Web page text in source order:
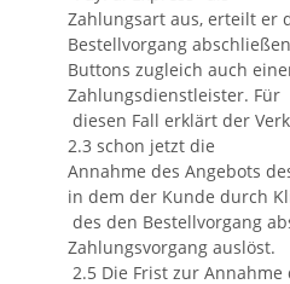
Zahlungsart aus, erteilt er
Bestellvorgang
Buttons zugleich auch
Zahlungsdienstleister. Für
diesen Fall erklärt der
2.3 schon jetzt die
Annahme des Angebots
in dem der Kunde durch
des den Bestellvorgang
Zahlungsvorgang auslöst.
2.5 Die Frist zur